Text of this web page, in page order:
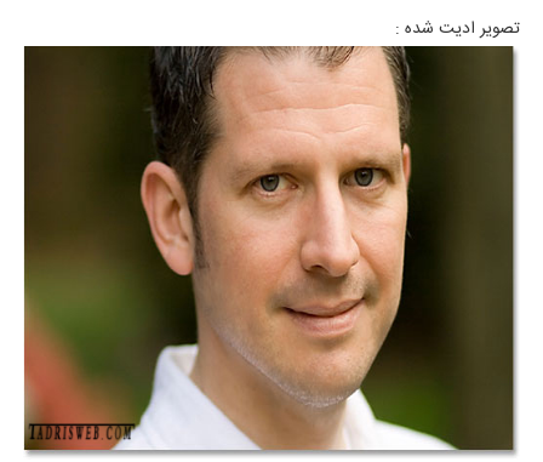
تصویر ادیت شده :